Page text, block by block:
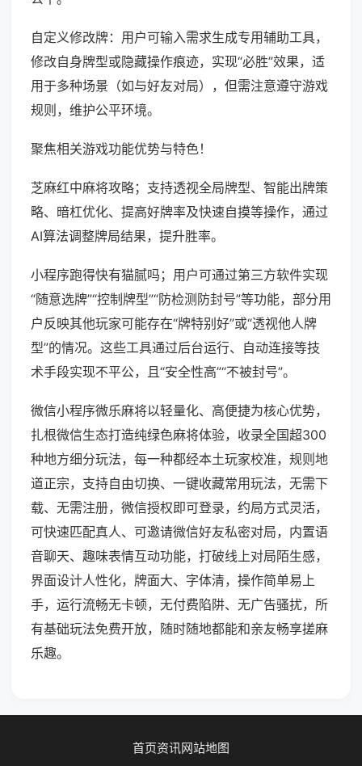
自定义修改牌：用户可输入需求生成专用辅助工具，
修改自身牌型或隐藏操作痕迹，实现“必胜”效果，适
用于多种场景（如与好友对局），但需注意遵守游戏
规则，维护公平环境。
聚焦相关游戏功能优势与特色！
芝麻红中麻将攻略；支持透视全局牌型、智能出牌策
略、暗杠优化、提高好牌率及快速自摸等操作，通过
AI算法调整牌局结果，提升胜率。
小程序跑得快有猫腻吗；用户可通过第三方软件实现
“随意选牌”“控制牌型”“防检测防封号”等功能，部分用
户反映其他玩家可能存在“牌特别好”或“透视他人牌
型”的情况。这些工具通过后台运行、自动连接等技
术手段实现不平公，且“安全性高”“不被封号”。
微信小程序微乐麻将以轻量化、高便捷为核心优势，
扎根微信生态打造纯绿色麻将体验，收录全国超300
种地方细分玩法，每一种都经本土玩家校准，规则地
道正宗，支持自由切换、一键收藏常用玩法，无需下
载、无需注册，微信授权即可登录，约局方式灵活，
可快速匹配真人、可邀请微信好友私密对局，内置语
音聊天、趣味表情互动功能，打破线上对局陌生感，
界面设计人性化，牌面大、字体清，操作简单易上
手，运行流畅无卡顿，无付费陷阱、无广告骚扰，所
有基础玩法免费开放，随时随地都能和亲友畅享搓麻
乐趣。
首页资讯网站地图